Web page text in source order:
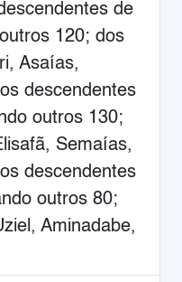
de
120; dos
Asaías,
descendentes
outros 130;
Semaías,
descendentes
outros 80;
Aminadabe,